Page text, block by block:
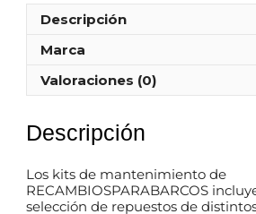
Descripción
Marca
Valoraciones (0)
Descripción
Los kits de mantenimiento de
RECAMBIOSPARABARCOS
selección de repuestos de